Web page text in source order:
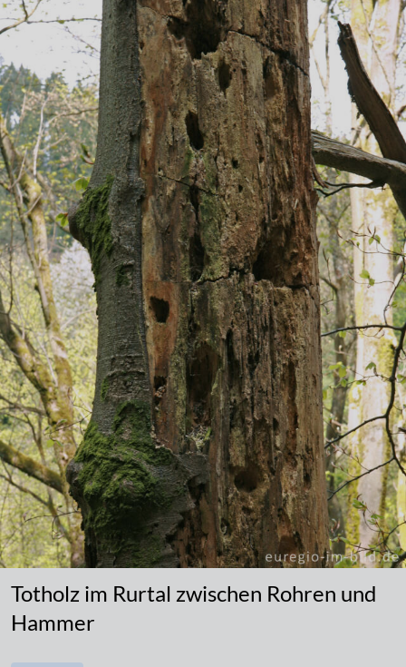
Totholz im Rurtal zwischen Rohren und
Hammer